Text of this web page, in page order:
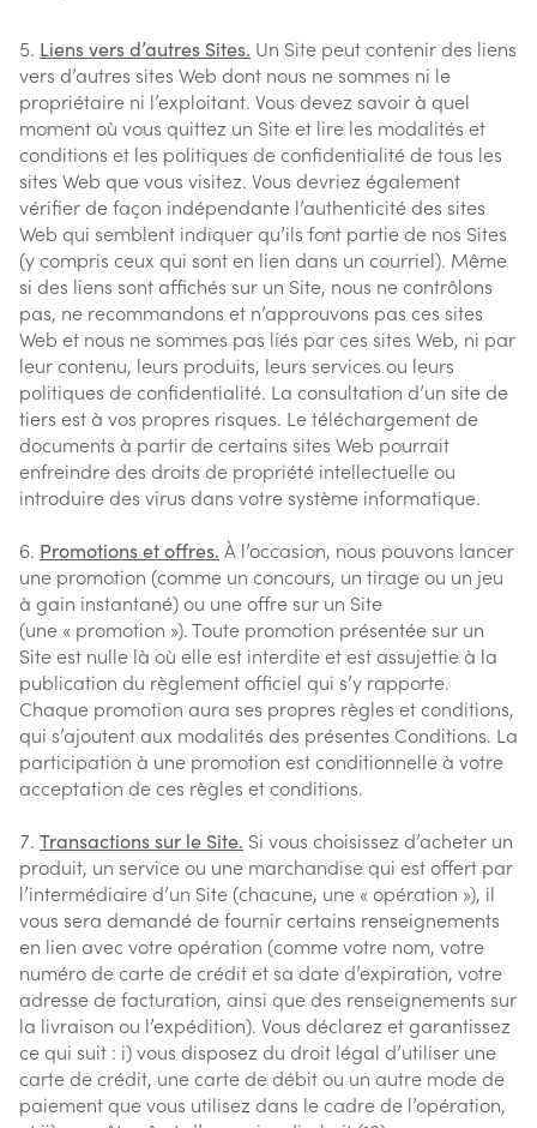
Liens vers d’autres Sites. Un Site peut contenir des liens
vers d’autres sites Web dont nous ne sommes ni le
propriétaire ni l’exploitant. Vous devez savoir à quel
moment où vous quittez un Site et lire les modalités et
conditions et les politiques de confidentialité de tous les
sites Web que vous visitez. Vous devriez également
vérifier de façon indépendante l’authenticité des sites
Web qui semblent indiquer qu’ils font partie de nos Sites
(y compris ceux qui sont en lien dans un courriel). Même
si des liens sont affichés sur un Site, nous ne contrôlons
pas, ne recommandons et n’approuvons pas ces sites
Web et nous ne sommes pas liés par ces sites Web, ni par
leur contenu, leurs produits, leurs services ou leurs
politiques de confidentialité. La consultation d’un site de
tiers est à vos propres risques. Le téléchargement de
documents à partir de certains sites Web pourrait
enfreindre des droits de propriété intellectuelle ou
introduire des virus dans votre système informatique.
Promotions et offres. À l’occasion, nous pouvons lancer
une promotion (comme un concours, un tirage ou un jeu
à gain instantané) ou une offre sur un Site
(une « promotion »). Toute promotion présentée sur un
Site est nulle là où elle est interdite et est assujettie à la
publication du règlement officiel qui s’y rapporte.
Chaque promotion aura ses propres règles et conditions,
qui s’ajoutent aux modalités des présentes Conditions. La
participation à une promotion est conditionnelle à votre
acceptation de ces règles et conditions.
Transactions sur le Site. Si vous choisissez d’acheter un
produit, un service ou une marchandise qui est offert par
l’intermédiaire d’un Site (chacune, une « opération »), il
vous sera demandé de fournir certains renseignements
en lien avec votre opération (comme votre nom, votre
numéro de carte de crédit et sa date d’expiration, votre
adresse de facturation, ainsi que des renseignements sur
la livraison ou l’expédition). Vous déclarez et garantissez
ce qui suit : i) vous disposez du droit légal d’utiliser une
carte de crédit, une carte de débit ou un autre mode de
paiement que vous utilisez dans le cadre de l’opération,